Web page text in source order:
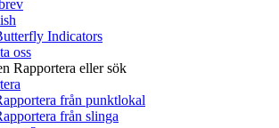
Indicators
oss
Rapportera eller sök
från punktlokal
från slinga